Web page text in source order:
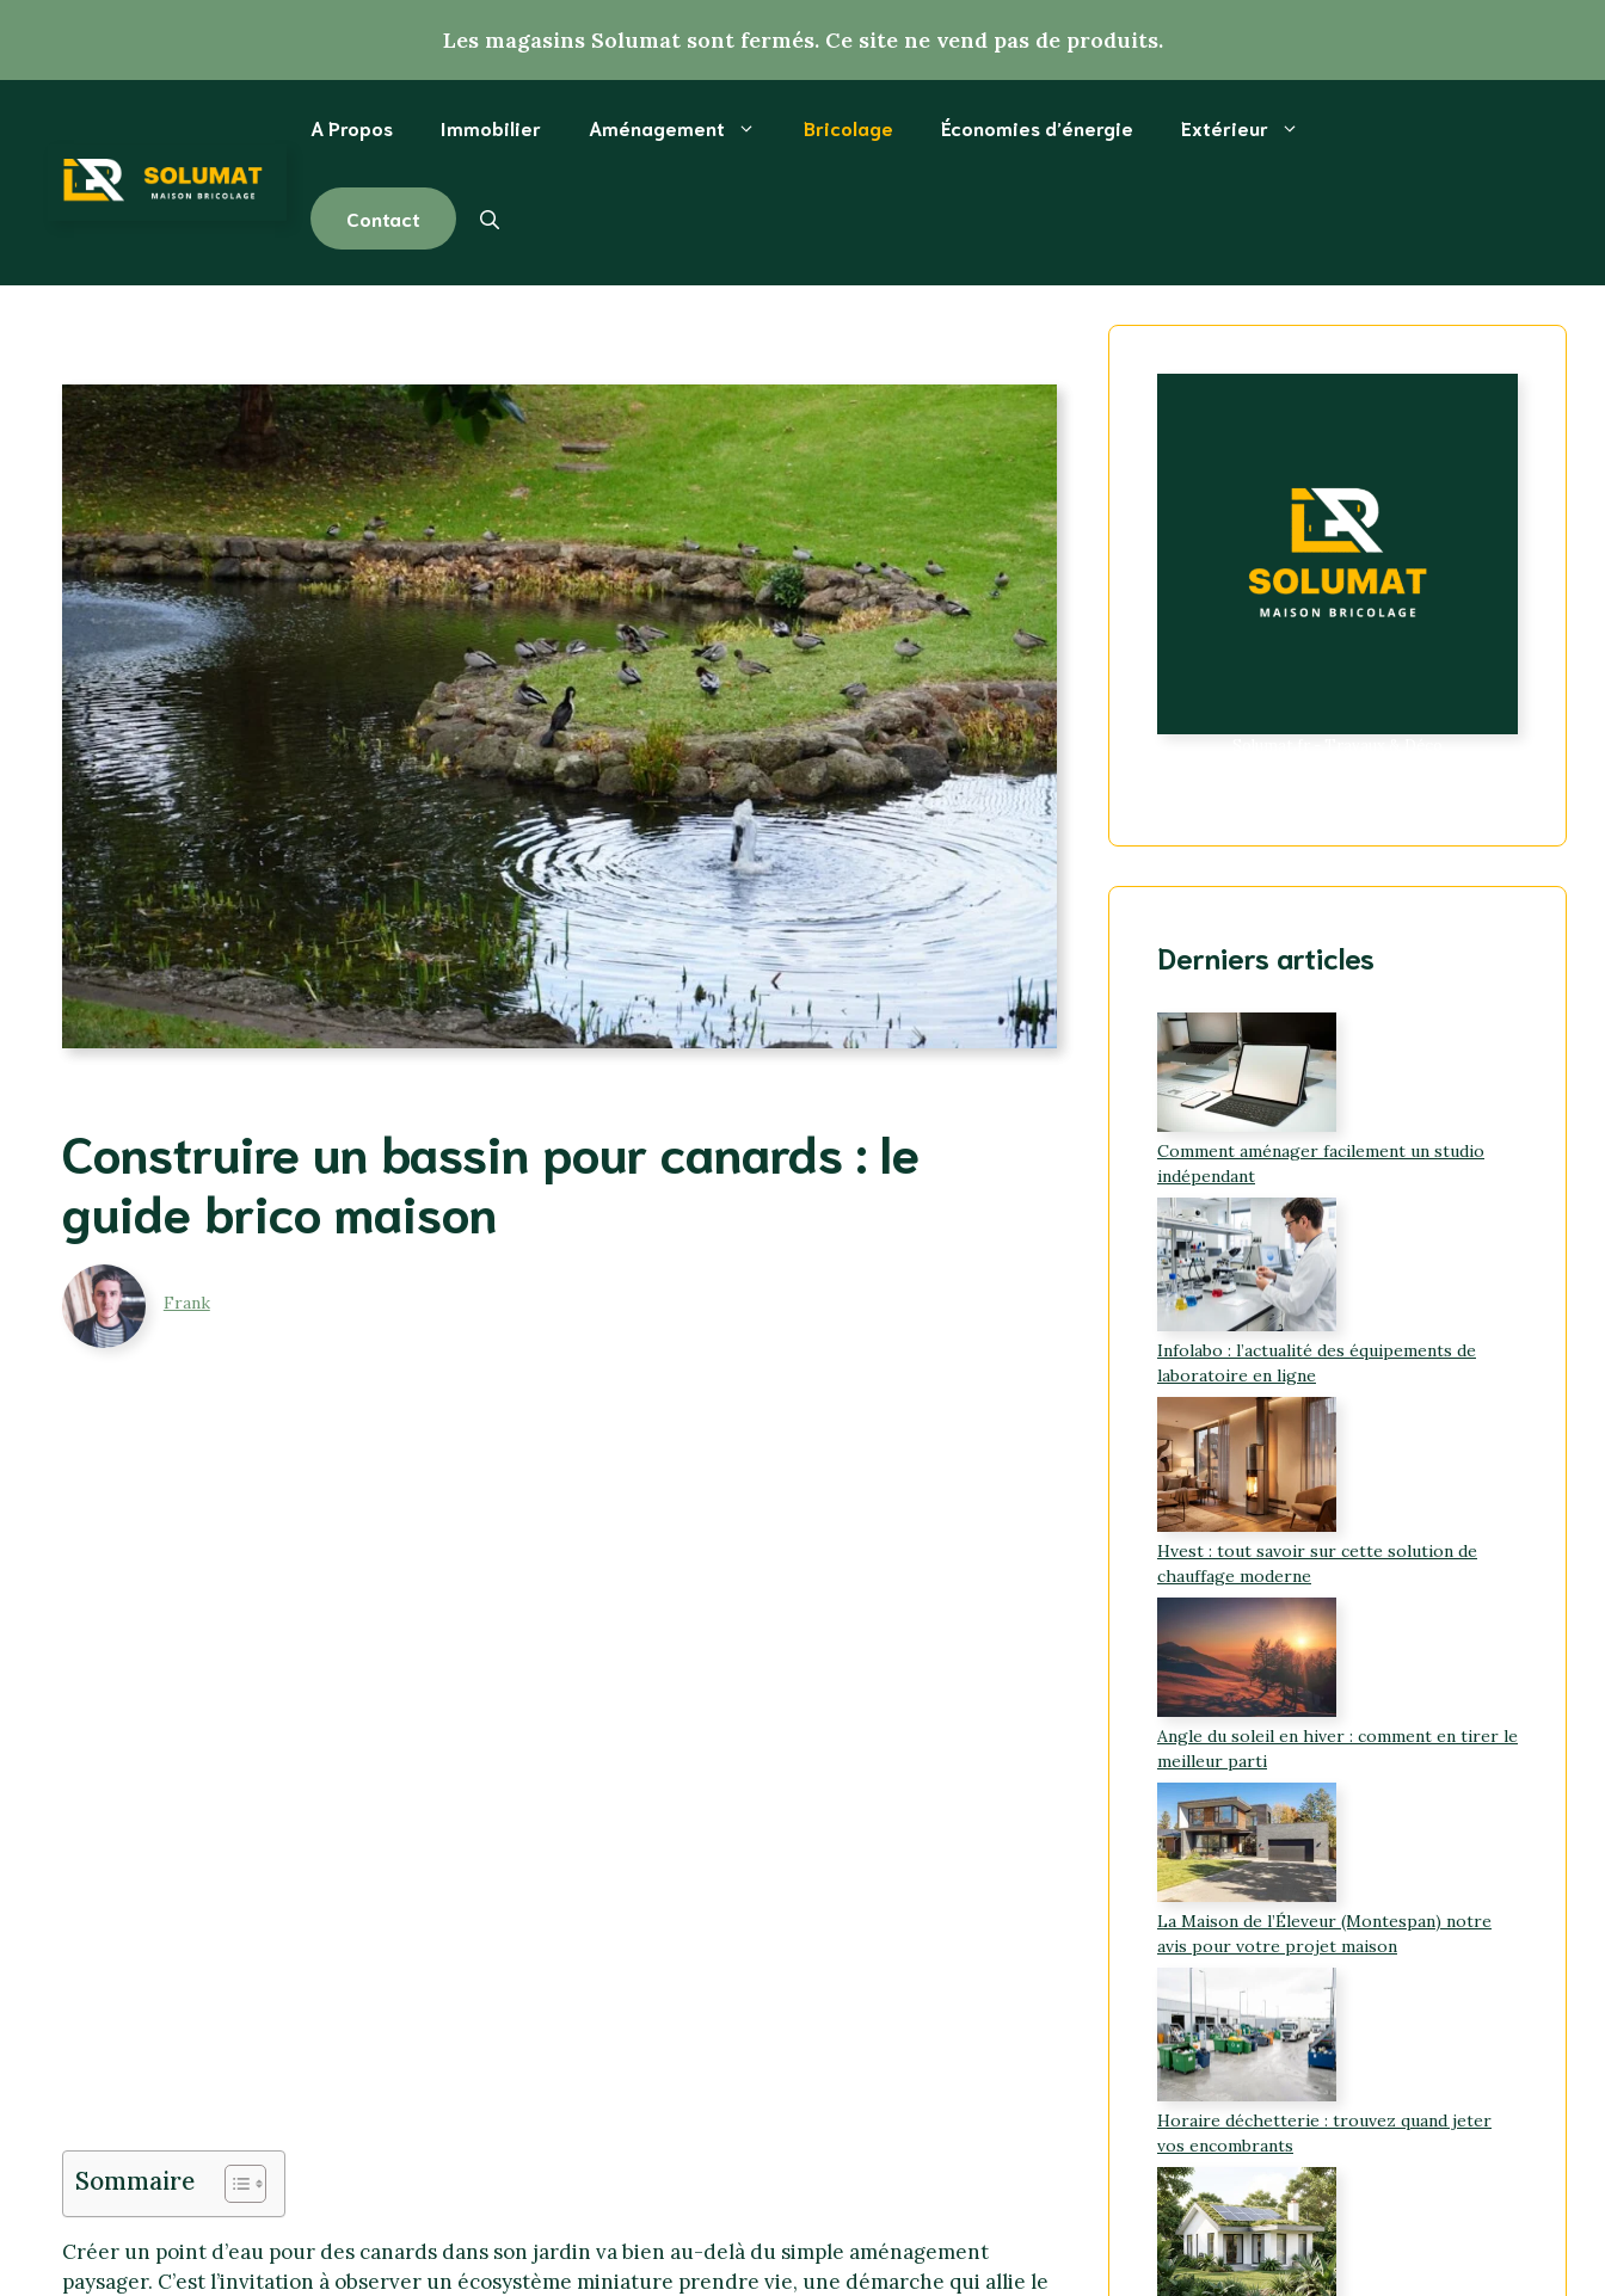
Les magasins Solumat sont fermés. Ce site ne vend pas de produits.
A Propos Immobilier Aménagement Bricolage Économies d’énergie Extérieur
Contact
Construire un bassin pour canards : le
guide brico maison
Frank
Sommaire
Créer un point d’eau pour des canards dans son jardin va bien au-delà du simple aménagement
paysager. C’est l’invitation à observer un écosystème miniature prendre vie, une démarche qui allie le
Derniers articles
Comment aménager facilement un studio
indépendant
Infolabo : l’actualité des équipements de
laboratoire en ligne
Hvest : tout savoir sur cette solution de
chauffage moderne
Angle du soleil en hiver : comment en tirer le
meilleur parti
La Maison de l’Éleveur (Montespan) notre
avis pour votre projet maison
Horaire déchetterie : trouvez quand jeter
vos encombrants